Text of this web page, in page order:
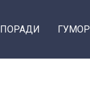
ПОРАДИ ГУМОР